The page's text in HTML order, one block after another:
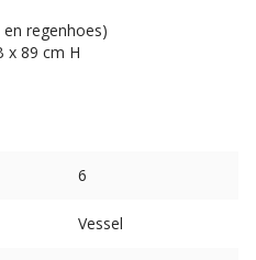
regenhoes)
x 89 cm H
6
Vessel